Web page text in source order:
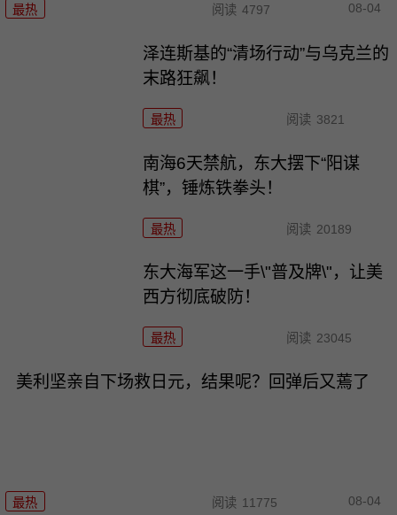
最热 阅读 4797 08-04
泽连斯基的“清场行动”与乌克兰的
末路狂飙！
最热 阅读 3821
南海6天禁航，东大摆下“阳谋
棋”，锤炼铁拳头！
最热 阅读 20189
东大海军这一手\"普及牌\"，让美
西方彻底破防！
最热 阅读 23045
美利坚亲自下场救日元，结果呢？回弹后又蔫了
最热 阅读 11775 08-04